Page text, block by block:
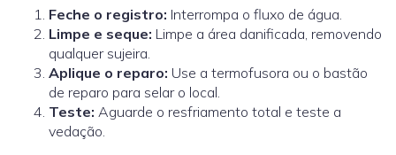
Feche o registro: Interrompa o fluxo de água.
Limpe e seque: Limpe a área danificada, removendo
qualquer sujeira.
Aplique o reparo: Use a termofusora ou o bastão
de reparo para selar o local.
Teste: Aguarde o resfriamento total e teste a
vedação.